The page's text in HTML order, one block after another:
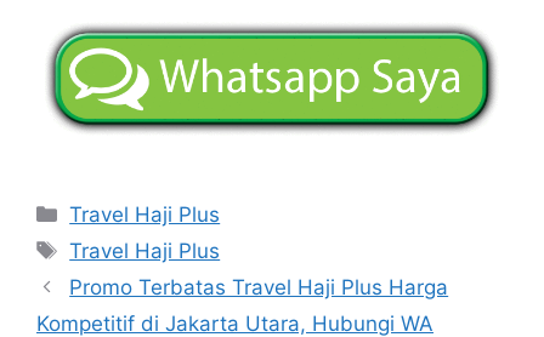
Categories
Travel Haji Plus
Tags
Travel Haji Plus
Promo Terbatas Travel Haji Plus Harga
Kompetitif di Jakarta Utara, Hubungi WA